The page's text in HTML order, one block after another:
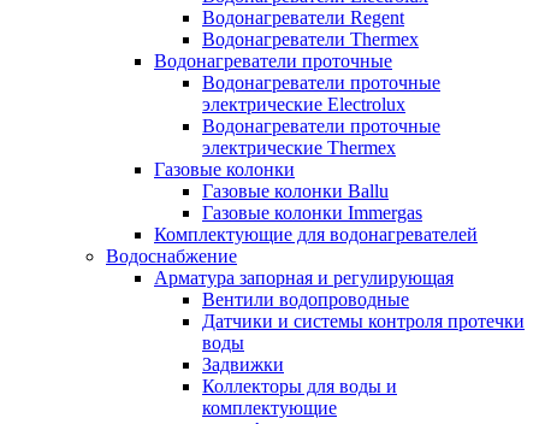
Водонагреватели Regent
Водонагреватели Thermex
Водонагреватели проточные
Водонагреватели проточные
электрические Electrolux
Водонагреватели проточные
электрические Thermex
Газовые колонки
Газовые колонки Ballu
Газовые колонки Immergas
Комплектующие для водонагревателей
Водоснабжение
Арматура запорная и регулирующая
Вентили водопроводные
Датчики и системы контроля протечки
воды
Задвижки
Коллекторы для воды и
комплектующие